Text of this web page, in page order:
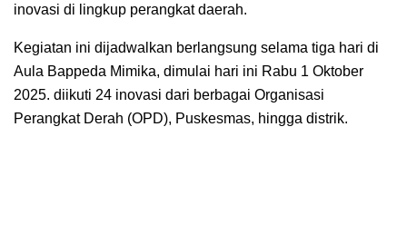
inovasi di lingkup perangkat daerah.
Kegiatan ini dijadwalkan berlangsung selama tiga hari di
Aula Bappeda Mimika, dimulai hari ini Rabu 1 Oktober
2025. diikuti 24 inovasi dari berbagai Organisasi
Perangkat Derah (OPD), Puskesmas, hingga distrik.